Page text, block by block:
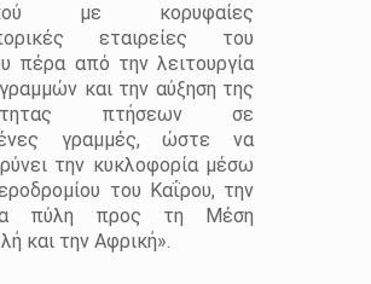
με κορυφαίες
εταιρείες του
πέρα από την λειτουργία
και την αύξηση της
πτήσεων σε
γραμμές, ώστε να
την κυκλοφορία μέσω
του Καΐρου, την
πύλη προς τη Μέση
και την Αφρική».